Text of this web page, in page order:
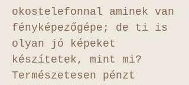
okostelefonnal aminek van
fényképezőgépe; de ti is
olyan jó képeket
készítetek, mint mi?
Természetesen pénzt